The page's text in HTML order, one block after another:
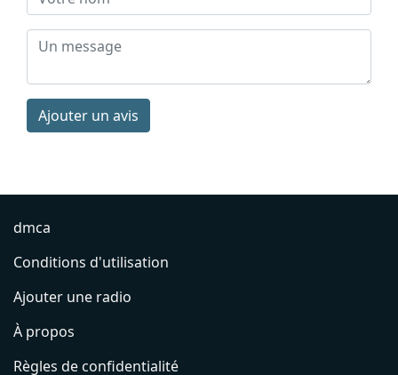
Ajouter un avis
dmca
Conditions d'utilisation
Ajouter une radio
À propos
Règles de confidentialité